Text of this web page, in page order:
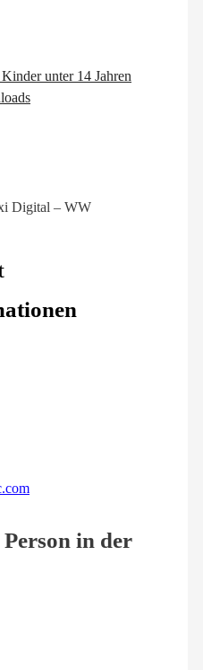
unter 14 Jahren
Digital – WW
in der